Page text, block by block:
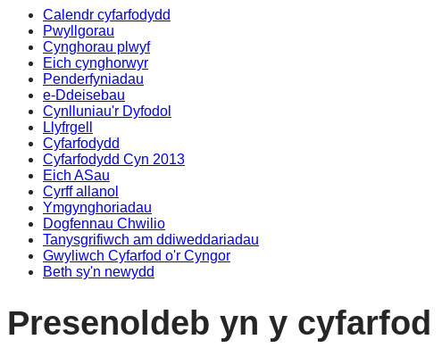
Calendr cyfarfodydd
Pwyllgorau
Cynghorau plwyf
Eich cynghorwyr
Penderfyniadau
e-Ddeisebau
Cynlluniau'r Dyfodol
Llyfrgell
Cyfarfodydd
Cyfarfodydd Cyn 2013
Eich ASau
Cyrff allanol
Ymgynghoriadau
Dogfennau Chwilio
Tanysgrifiwch am ddiweddariadau
Gwyliwch Cyfarfod o'r Cyngor
Beth sy'n newydd
Presenoldeb yn y cyfarfod